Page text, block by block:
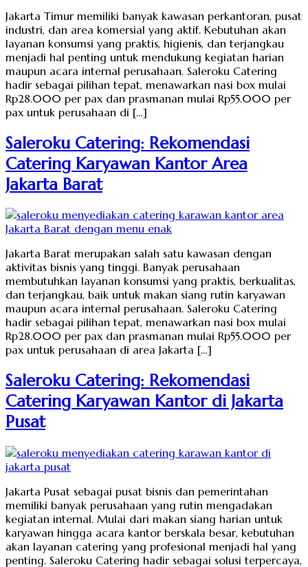
Jakarta Timur memiliki banyak kawasan perkantoran, pusat
industri, dan area komersial yang aktif. Kebutuhan akan
layanan konsumsi yang praktis, higienis, dan terjangkau
menjadi hal penting untuk mendukung kegiatan harian
maupun acara internal perusahaan. Saleroku Catering
hadir sebagai pilihan tepat, menawarkan nasi box mulai
Rp28.000 per pax dan prasmanan mulai Rp55.000 per
pax untuk perusahaan di […]
Saleroku Catering: Rekomendasi
Catering Karyawan Kantor Area
Jakarta Barat
Jakarta Barat merupakan salah satu kawasan dengan
aktivitas bisnis yang tinggi. Banyak perusahaan
membutuhkan layanan konsumsi yang praktis, berkualitas,
dan terjangkau, baik untuk makan siang rutin karyawan
maupun acara internal perusahaan. Saleroku Catering
hadir sebagai pilihan tepat, menawarkan nasi box mulai
Rp28.000 per pax dan prasmanan mulai Rp55.000 per
pax untuk perusahaan di area Jakarta […]
Saleroku Catering: Rekomendasi
Catering Karyawan Kantor di Jakarta
Pusat
Jakarta Pusat sebagai pusat bisnis dan pemerintahan
memiliki banyak perusahaan yang rutin mengadakan
kegiatan internal. Mulai dari makan siang harian untuk
karyawan hingga acara kantor berskala besar, kebutuhan
akan layanan catering yang profesional menjadi hal yang
penting. Saleroku Catering hadir sebagai solusi terpercaya,